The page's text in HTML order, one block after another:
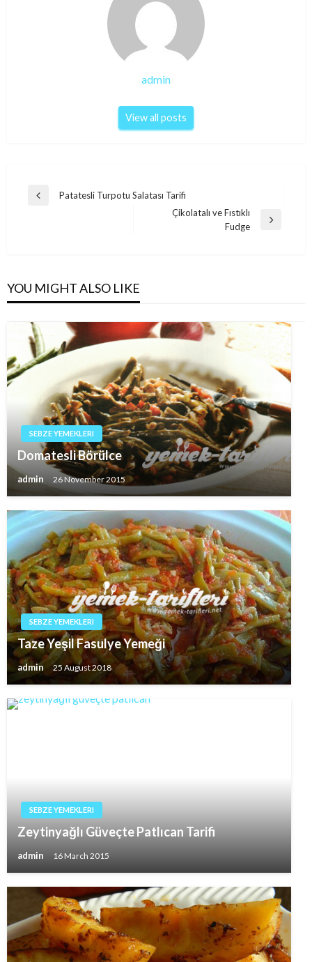
admin
View all posts
Post
Previous
Patatesli Turpotu Salatası Tarifi
Çikolatalı ve Fıstıklı
Fudge
YOU MIGHT ALSO LIKE
SEBZE YEMEKLERI
Domatesli Börülce
admin 26 November 2015
SEBZE YEMEKLERI
Taze Yeşil Fasulye Yemeği
admin 25 August 2018
SEBZE YEMEKLERI
Zeytinyağlı Güveçte Patlıcan Tarifi
admin 16 March 2015